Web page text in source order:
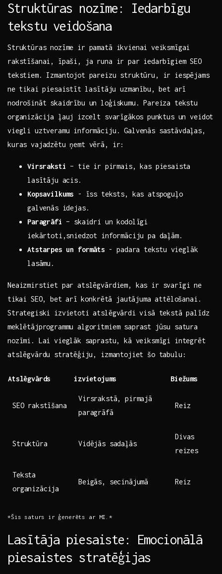
Struktūras nozīme: ​Iedarbīgu
tekstu veidošana
Struktūras nozīme ir pamatā‌ ikvienai⁣ veiksmīgai⁣
rakstīšanai, īpaši, ja runa ir par⁢ iedarbīgiem SEO
tekstiem. Izmantojot pareizu struktūru, ir iespējams
ne ⁢tikai piesaistīt⁤ lasītāju uzmanību, bet arī
nodrošināt skaidrību un loģiskumu. ⁣Pareiza tekstu
organizācija ļauj ⁣izcelt svarīgākos ⁢punktus un ‍veidot
viegli ‌uztveramu informāciju. ‌Galvenās sastāvdaļas,
kuras ‌vajadzētu ņemt vērā, ir:
Virsraksti – tie ir pirmais, ‌kas piesaista⁣
lasītāju acis.
Kopsavilkums ‌- īss teksts, kas atspoguļo⁣
galvenās idejas.
Paragrāfi – skaidri un kodolīgi
iekārtoti,sniedzot informāciju pa daļām.
Atstarpes un formāts ⁢- padara ⁤tekstu ⁣vieglāk
lasāmu.
Neaizmirstiet ‍par atslēgvārdiem, kas ‌ir svarīgi ne
⁤tikai SEO, bet⁤ arī⁤ konkrētā jautājuma attēlošanai.
Strategiski izvietoti atslēgvārdi⁤ visā ​tekstā palīdz
meklētājprogrammu algoritmiem ‌saprast ⁣jūsu satura
nozīmi. Lai vieglāk⁤ saprastu, kā ‌veiksmīgi integrēt‌
atslēgvārdu ⁢stratēģiju, izmantojiet ‌šo tabulu:
Atslēgvārds izvietojums Biežums
SEO⁢ rakstīšana
Virsrakstā, pirmajā
paragrāfā
Reiz
Struktūra Vidējās sadaļās
Divas
⁣reizes
Teksta
organizācija
Beigās, secinājumā Reiz
*Šis saturs ‌ir⁢ ģenerēts ar‍ MI.*
Lasītāja piesaiste:⁢ Emocionālā
piesaistes​ stratēģijas